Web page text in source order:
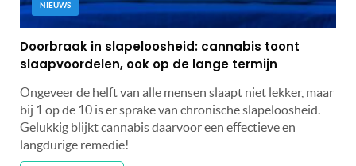
NIEUWS
Doorbraak in slapeloosheid: cannabis toont
slaapvoordelen, ook op de lange termijn
Ongeveer de helft van alle mensen slaapt niet lekker, maar
bij 1 op de 10 is er sprake van chronische slapeloosheid.
Gelukkig blijkt cannabis daarvoor een effectieve en
langdurige remedie!